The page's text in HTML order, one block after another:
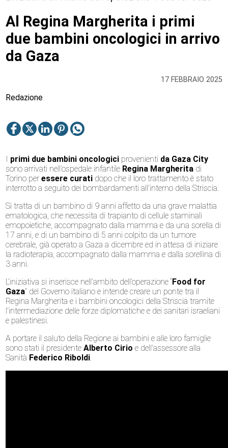
17 FEBBRAIO 2025
Al Regina Margherita i primi
due bambini oncologici in arrivo
da Gaza
Redazione
I primi due bambini oncologici provenienti da Gaza City
sono arrivati nell’ospedale infantile Regina Margherita di
Torino peressere curati dopo che il loro trattamento è stato
interrotto a seguito dei bombardamenti all’interno della Striscia.
Si tratta di un bambino di 9 anni affetto da una grave malattia
ematologica, che necessita di trapianto di cellule staminali
emopoietiche, accompagnato dalla mamma e da una sorella di
17 anni, e di un bambino di 5 anni colpito da un tumore
cerebrale, già operato a Gaza a dicembre ed in attesa di iniziare
la radioterapia, accompagnato dalla mamma e dalla sorellina di
3 anni.
L’iniziativa si inserisce nell’ambito dell’operazione “Food for
Gaza” del Governo italiano e intende creare un ponte tra il
Regina Margherita e i bambini oncologici della Striscia tramite
l’intermediazione delle forze diplomatiche e dei sanitari israeliani
e palestinesi.
A portare il saluto della Regione ai bambini e alle loro famiglie
sono stati il presidenteAlberto Cirio e dell’assessore alla
Sanità Federico Riboldi.